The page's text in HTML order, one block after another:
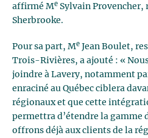
affirmé Me Sylvain Provencher,
Sherbrooke.
Pour sa part, Me
Jean Boulet,
Trois-Rivières, a ajouté : «
joindre à Lavery, notamment
enraciné au Québec ciblera
régionaux et que cette
permettra d’étendre la gamme
offrons déjà aux clients de la